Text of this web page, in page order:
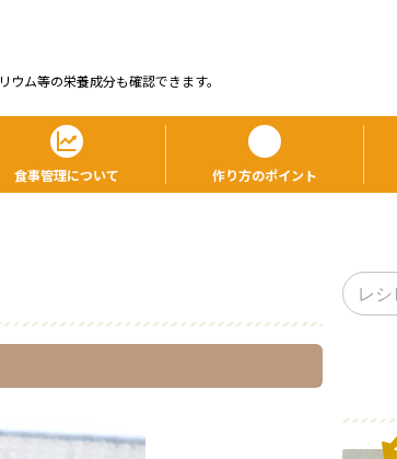
ム等の栄養成分も確認できます。
食事管理について 作り方のポイント